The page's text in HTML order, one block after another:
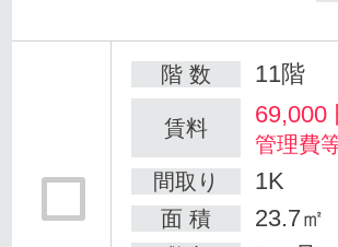
階 数 11階
賃料 69,000
管理費
間取り
1K
面 積 23.7㎡